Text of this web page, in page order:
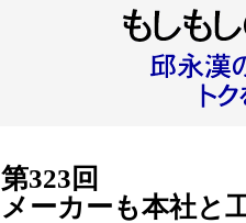
第323回
メーカーも本社と